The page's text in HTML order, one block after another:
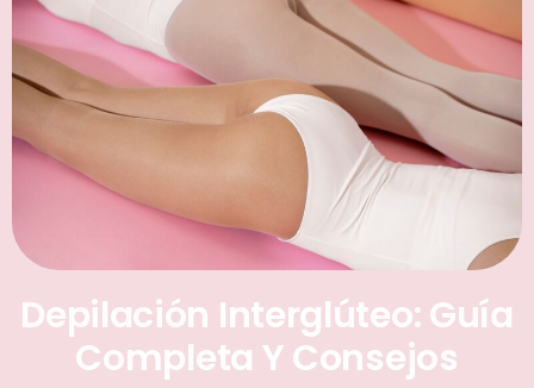
Depilación Interglúteo: Guía
Completa Y Consejos